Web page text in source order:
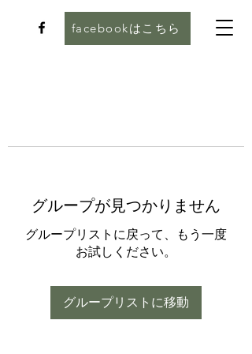
facebookはこちら
グループが見つかりません
グループリストに戻って、もう一度
お試しください。
グループリストに移動